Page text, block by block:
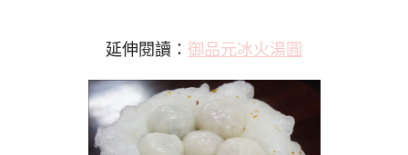
延伸閱讀： 御品元冰火湯圓